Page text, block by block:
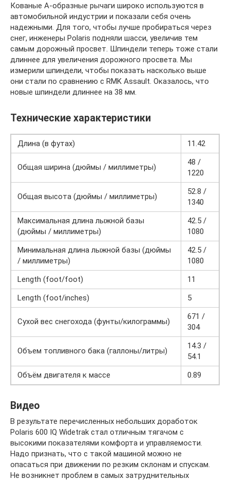
Кованые А-образные рычаги широко используются в
автомобильной индустрии и показали себя очень
надежными. Для того, чтобы лучше пробираться через
снег, инженеры Polaris подняли шасси, увеличив тем
самым дорожный просвет. Шпиндели теперь тоже стали
длиннее для увеличения дорожного просвета. Мы
измерили шпиндели, чтобы показать насколько выше
они стали по сравнению с RMK Assault. Оказалось, что
новые шпиндели длиннее на 38 мм.
Технические характеристики
Длина (в футах) 11.42
Общая ширина (дюймы / миллиметры)
48 /
1220
Общая высота (дюймы / миллиметры)
52.8 /
1340
Максимальная длина лыжной базы
(дюймы / миллиметры)
42.5 /
1080
Минимальная длина лыжной базы (дюймы
/ миллиметры)
42.5 /
1080
Length (foot/foot)
11
Length (foot/inches)
5
Сухой вес снегохода (фунты/килограммы)
671 /
304
Объем топливного бака (галлоны/литры)
14.3 /
54.1
Объём двигателя к массе
0.89
Видео
В результате перечисленных небольших доработок
Polaris 600 IQ Widetrak стал отличным тягачом с
высокими показателями комфорта и управляемости.
Надо признать, что с такой машиной можно не
опасаться при движении по резким склонам и спускам.
Не возникнет проблем в самых затруднительных